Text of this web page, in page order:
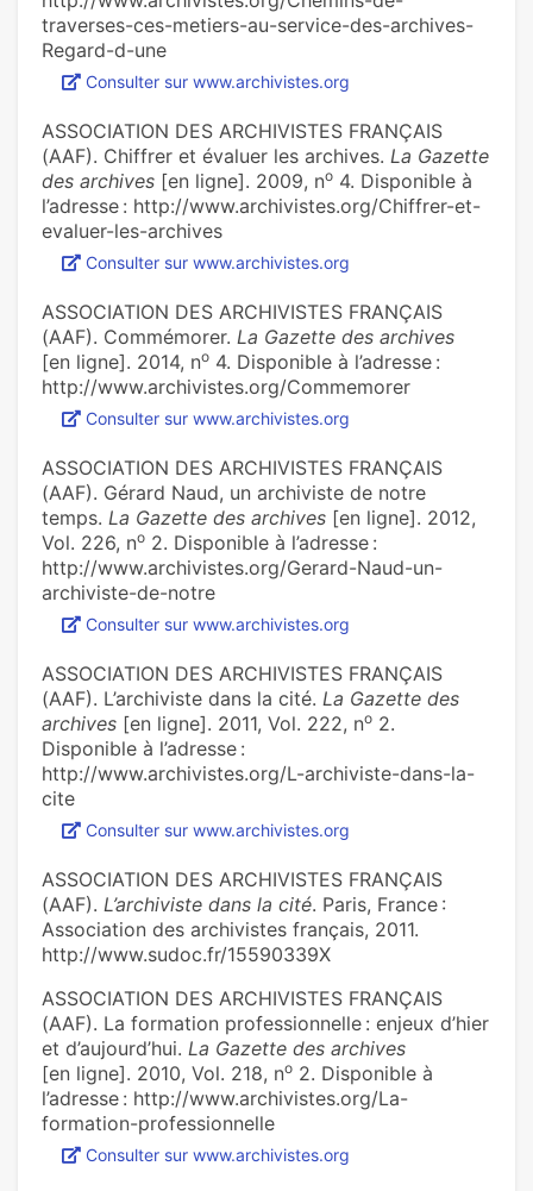
traverses-ces-metiers-au-service-des-archives-
Regard-d-une
Consulter sur www.archivistes.org
ASSOCIATION DES ARCHIVISTES FRANÇAIS
(AAF). Chiffrer et évaluer les archives. La Gazette
des archives [en ligne]. 2009, no 4. Disponible à
l’adresse : http://www.archivistes.org/Chiffrer-et-
evaluer-les-archives
Consulter sur www.archivistes.org
ASSOCIATION DES ARCHIVISTES FRANÇAIS
(AAF). Commémorer. La Gazette des archives
[en ligne]. 2014, no 4. Disponible à l’adresse :
http://www.archivistes.org/Commemorer
Consulter sur www.archivistes.org
ASSOCIATION DES ARCHIVISTES FRANÇAIS
(AAF). Gérard Naud, un archiviste de notre
temps. La Gazette des archives [en ligne]. 2012,
Vol. 226, no 2. Disponible à l’adresse :
http://www.archivistes.org/Gerard-Naud-un-
archiviste-de-notre
Consulter sur www.archivistes.org
ASSOCIATION DES ARCHIVISTES FRANÇAIS
(AAF). L’archiviste dans la cité. La Gazette des
archives [en ligne]. 2011, Vol. 222, no 2.
Disponible à l’adresse :
http://www.archivistes.org/L-archiviste-dans-la-
cite
Consulter sur www.archivistes.org
ASSOCIATION DES ARCHIVISTES FRANÇAIS
(AAF). L’archiviste dans la cité. Paris, France :
Association des archivistes français, 2011.
http://www.sudoc.fr/15590339X
ASSOCIATION DES ARCHIVISTES FRANÇAIS
(AAF). La formation professionnelle : enjeux d’hier
et d’aujourd’hui. La Gazette des archives
[en ligne]. 2010, Vol. 218, no 2. Disponible à
l’adresse : http://www.archivistes.org/La-
formation-professionnelle
Consulter sur www.archivistes.org